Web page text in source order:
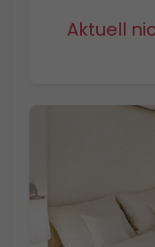
Aktuell